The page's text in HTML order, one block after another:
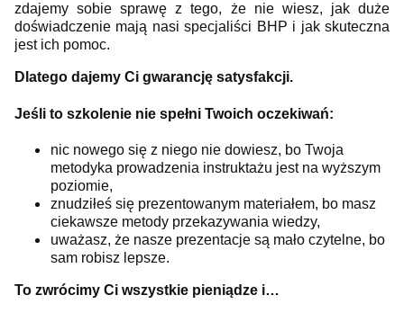
zdajemy sobie sprawę z tego, że nie wiesz, jak duże
doświadczenie mają nasi specjaliści BHP i jak skuteczna
jest ich pomoc.
Dlatego dajemy Ci gwarancję satysfakcji.
Jeśli to szkolenie nie spełni Twoich oczekiwań:
nic nowego się z niego nie dowiesz, bo Twoja
metodyka prowadzenia instruktażu jest na wyższym
poziomie,
znudziłeś się prezentowanym materiałem, bo masz
ciekawsze metody przekazywania wiedzy,
uważasz, że nasze prezentacje są mało czytelne, bo
sam robisz lepsze.
To zwrócimy Ci wszystkie pieniądze i…